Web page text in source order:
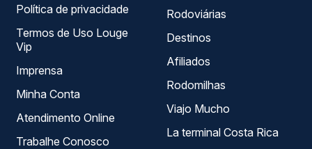
Política de privacidade
Termos de Uso Louge
Vip
Imprensa
Minha Conta
Atendimento Online
Trabalhe Conosco
Rodoviárias
Destinos
Afiliados
Rodomilhas
Viajo Mucho
La terminal Costa Rica